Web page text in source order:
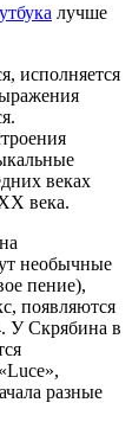
лучше
исполняется
веках
века.
необычные
пение),
появляются
У Скрябина в
разные